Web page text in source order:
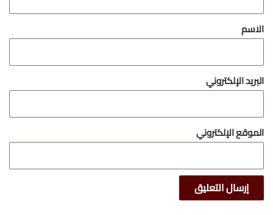
*
الاسم
البريد الإلكتروني
الموقع الإلكتروني